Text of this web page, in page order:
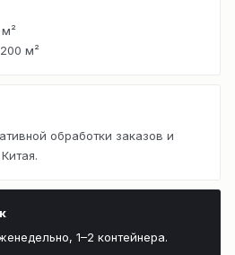
м²
обработки заказов и
1–2 контейнера.